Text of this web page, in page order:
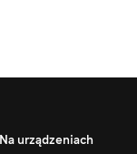
Na urządzeniach